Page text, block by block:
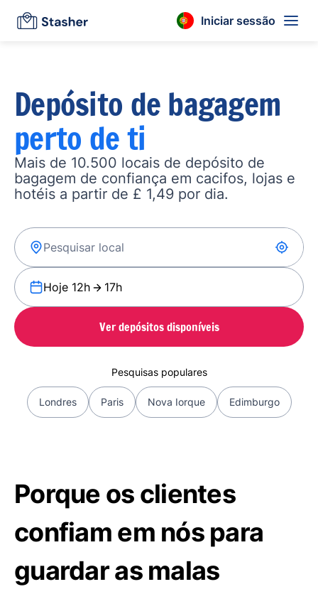
Iniciar sessão
Depósito de bagagem
perto de ti
Mais de 10.500 locais de depósito de
bagagem de confiança em cacifos, lojas e
hotéis a partir de £ 1,49 por dia.
Hoje 12h 17h
Ver depósitos disponíveis
Pesquisas populares
Londres Paris Nova Iorque Edimburgo
Porque os clientes
confiam em nós para
guardar as malas